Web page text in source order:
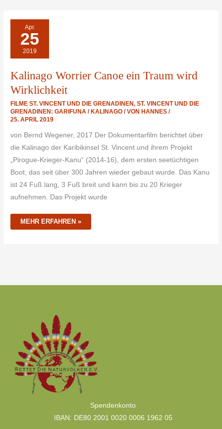
Apr.
25
2019
Kalinago Worrier Canoe ein Traum wird
Wirklichkeit
FILME ST. VINCENT UND DIE GRENADINEN,ST. VINCENT UND DIE
GRENADINEN: GARIFUNA / KALINAGO / VONHANNES/
25. APRIL 2019
von Bernd Wegener, 2017 Der Dokumentarfilm berichtet über
die Kalinago der Karibikinsel St. Vincent und ihrem Projekt
„Pirogue-Krieger-Kanu“ (2014-16), dem ersten seetüchtigen
Boot, das seit über 300 Jahren wieder gebaut wurde. Das Kanu
ist 24 Fuß lang, 3 Fuß breit und kann bis zu 20 Krieger
aufnehmen. Das Projekt wurde
KALINAGO
WORRIER
CANOE
EIN
TRAUM
WIRD
WIRKLICHKEIT
MEHR ERFAHREN »
Spendenkonto
IBAN: DE80 2001 0020 0006 1962 05